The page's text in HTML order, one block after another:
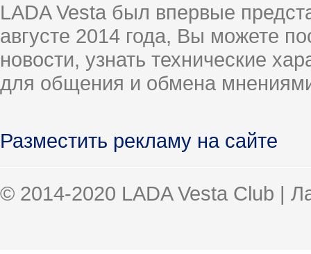
LADA Vesta был впервые
августе 2014 года, Вы можете
новости, узнать технические
для общения и обмена
Разместить рекламу на сайте
© 2014-2020 LADA Vesta Club |